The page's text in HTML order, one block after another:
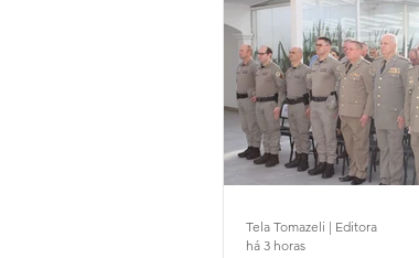
Tela Tomazeli | Editora
há 3 horas